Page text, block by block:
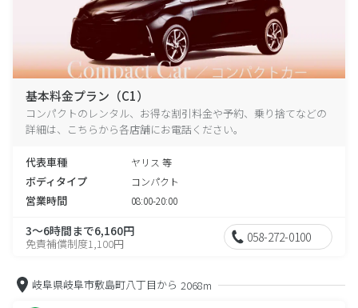
基本料金プラン（C1）
コンパクトのレンタル、お得な割引料金や予約、乗り捨てなどの
詳細は、こちらから各店舗にお電話ください。
代表車種 ヤリス 等
ボディタイプ コンパクト
営業時間 08:00-20:00
3～6時間まで6,160円
免責補償制度1,100円 058-272-0100
岐阜県岐阜市敷島町八丁目から 2068m